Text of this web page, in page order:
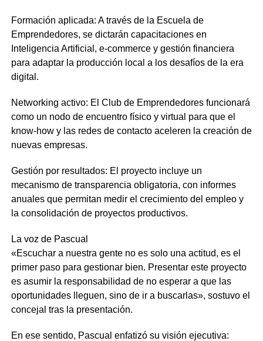
Formación aplicada: A través de la Escuela de
Emprendedores, se dictarán capacitaciones en
Inteligencia Artificial, e-commerce y gestión financiera
para adaptar la producción local a los desafíos de la era
digital.
Networking activo: El Club de Emprendedores funcionará
como un nodo de encuentro físico y virtual para que el
know-how y las redes de contacto aceleren la creación de
nuevas empresas.
Gestión por resultados: El proyecto incluye un
mecanismo de transparencia obligatoria, con informes
anuales que permitan medir el crecimiento del empleo y
la consolidación de proyectos productivos.
La voz de Pascual
«Escuchar a nuestra gente no es solo una actitud, es el
primer paso para gestionar bien. Presentar este proyecto
es asumir la responsabilidad de no esperar a que las
oportunidades lleguen, sino de ir a buscarlas», sostuvo el
concejal tras la presentación.
En ese sentido, Pascual enfatizó su visión ejecutiva: